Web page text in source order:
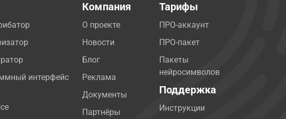
интерфейс
Компания
О проекте
Новости
Блог
Реклама
Документы
Партнёры
Тарифы
ПРО-аккаунт
ПРО-пакет
Пакеты
нейросимволов
Поддержка
Инструкции